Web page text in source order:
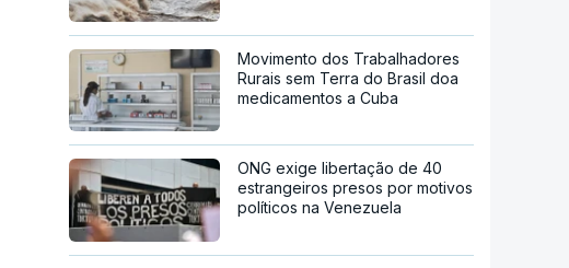
Movimento dos Trabalhadores
Rurais sem Terra do Brasil doa
medicamentos a Cuba
ONG exige libertação de 40
estrangeiros presos por motivos
políticos na Venezuela